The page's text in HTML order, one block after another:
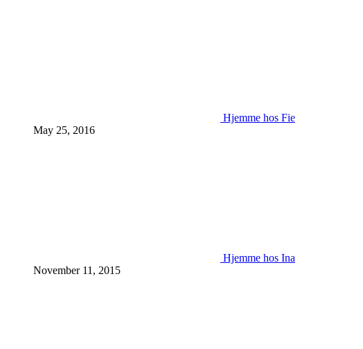
Hjemme hos Fie
May 25, 2016
Hjemme hos Ina
November 11, 2015